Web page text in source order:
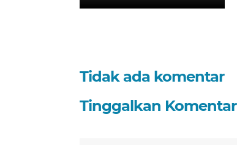
Tidak ada komentar
Tinggalkan Komentar